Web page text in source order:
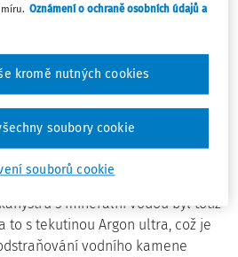
N., která zde byla krátce
o provedení práce na pozici
Do jednoho džbánu měla nalít
pak vodu z minerálního pramene,
kanystru uloženém na zemi na
Tyto dva džbány pak měla
na pult, aby si z nich hosté
pití do skleniček. Když šla
došlo k nechtěné záměně
s minerální vodou byl totiž
to s tekutinou Argon ultra, což je
vodního kamene
Oznámení o ochraně osobních údajů a
souborů cookie
kromě nutných cookies
soubory cookie